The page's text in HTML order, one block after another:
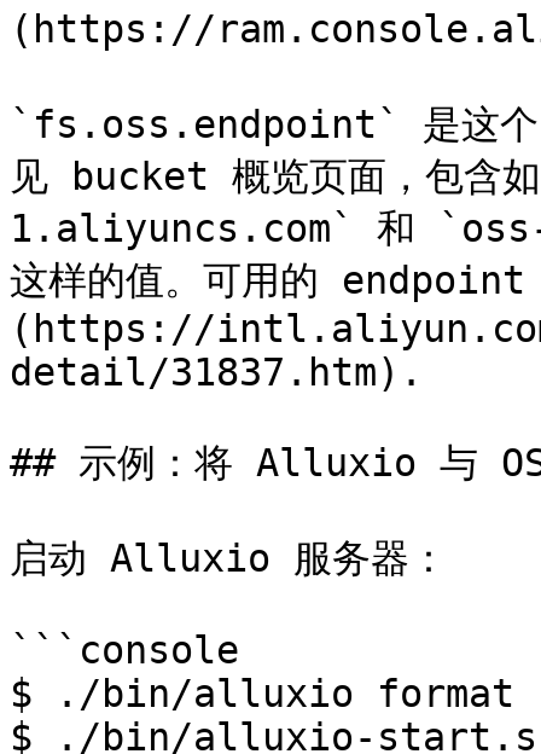
(https://
`fs.oss.endpoint` 是这个
见 bucket 概览页面，包
1.aliyuncs.com` 和
这样的值。可用的 endpoint
(https://
detail/31837.htm).
## 示例：将 Alluxio 与
启动 Alluxio 服务器：
```console
$ ./bin/alluxio format
$ ./bin/alluxio-